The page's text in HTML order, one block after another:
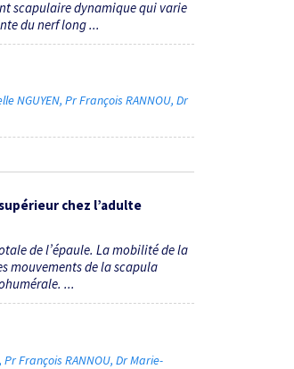
scapulaire dynamique qui varie
du nerf long ...
NGUYEN Pr François RANNOU Dr
chez l’adulte
de l’épaule. La mobilité de la
mouvements de la scapula
...
Pr François RANNOU Dr Marie-